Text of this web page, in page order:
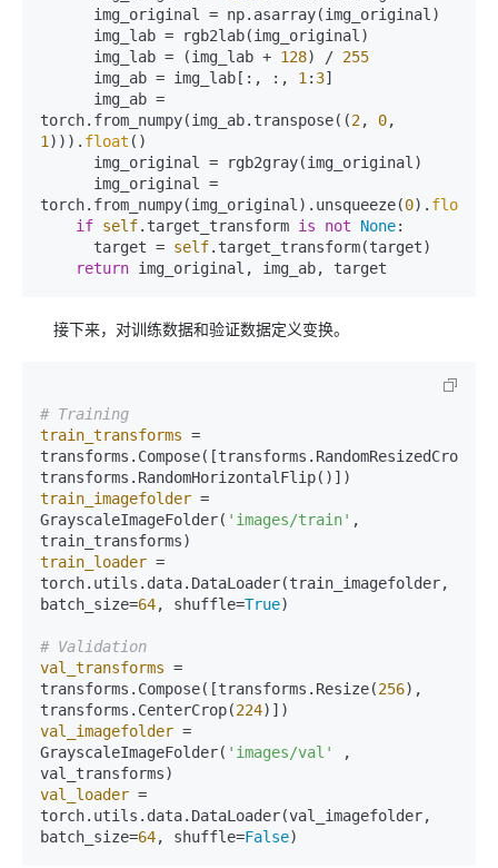
      img_lab = (img_lab +
128) / 255
      img_ab = img_lab[:, :,
1 : 3]
torch.from_numpy(img_ab.transpose((2, 0
1 ))). float ()
torch.from_numpy(img_original).unsqueeze(0). float
if self.target_transform is not None:
      target =
self.target_transform(target)
return
接下来，对训练数据和验证数据定义变换。
# Training
train_transforms =
transforms.Compose([transforms.RandomResizedCrop(
train_imagefolder =
GrayscaleImageFolder( 'images/train' ,
train_loader =
torch.utils.data.DataLoader(train_imagefolder,
batch_size=64, shuffle=True)
# Validation
val_transforms =
transforms.Compose([transforms.Resize(256),
transforms.CenterCrop(224
val_imagefolder =
GrayscaleImageFolder( 'images/val'
,
val_loader =
torch.utils.data.DataLoader(val_imagefolder,
batch_size=64, shuffle=False